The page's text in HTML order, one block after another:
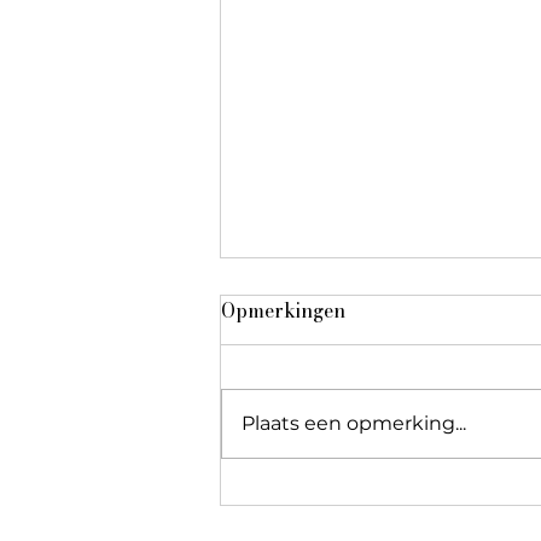
La Fondation à l’honneur
Opmerkingen
Plaats een opmerking...